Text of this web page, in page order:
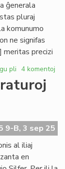
ĝenerala
pluraj
komunumo
ne signifas
meritas precizi
pli pri
Opinio
de
meritas
precizigon
kaj
refuton
4 komentoj
9-B, 3 sep 25
al iliaj
en